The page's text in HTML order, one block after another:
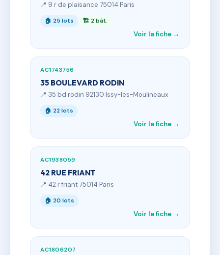
📍 9 r de plaisance 75014 Paris
🏠 25 lots 🏗 2 bât.
Voir la fiche →
AC1743756
35 BOULEVARD RODIN
📍 35 bd rodin 92130 Issy-les-Moulineaux
🏠 22 lots
Voir la fiche →
AC1938059
42 RUE FRIANT
📍 42 r friant 75014 Paris
🏠 20 lots
Voir la fiche →
AC1806207